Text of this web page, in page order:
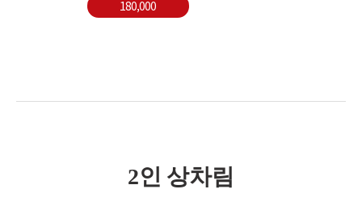
180,000
2인 상차림